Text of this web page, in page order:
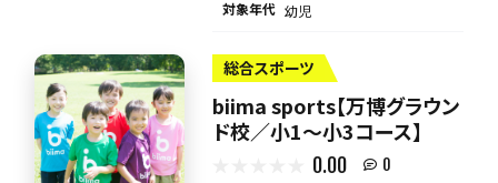
対象年代 幼児
総合スポーツ
biima sports【万博グラウン
ド校／小1〜小3コース】
0.00 0